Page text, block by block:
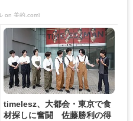
on 美的.com)
timelesz、大都会・東京で食
材探しに奮闘 佐藤勝利の得